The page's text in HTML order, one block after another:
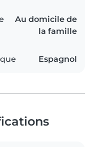
Au domicile de
la famille
Espagnol